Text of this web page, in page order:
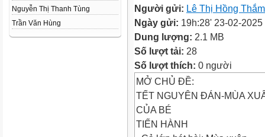
Nguyễn Thị Thanh Tùng
Trần Văn Hùng
Người gửi: Lê Thị Hồng Thắm
Ngày gửi: 19h:28' 23-02-2025
Dung lượng: 2.1 MB
Số lượt tải: 28
Số lượt thích: 0 người
MỞ CHỦ ĐỀ:
TẾT NGUYÊN ĐÁN-MÙA
CỦA BÉ
TIẾN HÀNH